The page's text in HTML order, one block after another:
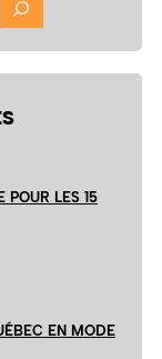
POUR LES 15
EN MODE